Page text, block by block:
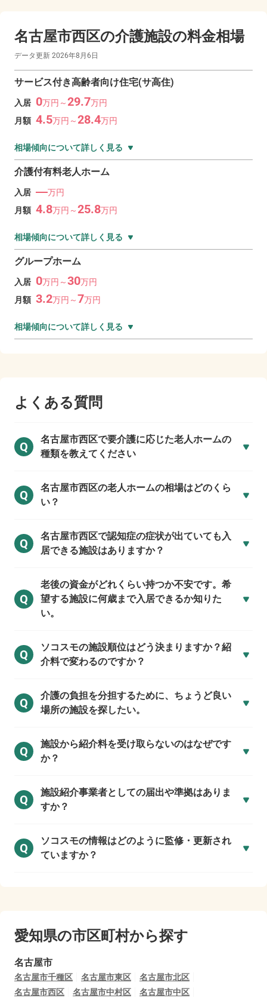
名古屋市西区の介護施設の料金相場
データ更新 2026年8月6日
サービス付き高齢者向け住宅(サ高住)
入居 0万円～29.7万円
月額 4.5万円～28.4万円
相場傾向について詳しく見る
介護付有料老人ホーム
入居 ―万円
月額 4.8万円～25.8万円
相場傾向について詳しく見る
グループホーム
入居 0万円～30万円
月額 3.2万円～7万円
相場傾向について詳しく見る
よくある質問
Q
名古屋市西区で要介護に応じた老人ホームの
種類を教えてください
Q
名古屋市西区の老人ホームの相場はどのくら
い？
Q
名古屋市西区で認知症の症状が出ていても入
居できる施設はありますか？
Q
老後の資金がどれくらい持つか不安です。希
望する施設に何歳まで入居できるか知りた
い。
Q
ソコスモの施設順位はどう決まりますか？紹
介料で変わるのですか？
Q
介護の負担を分担するために、ちょうど良い
場所の施設を探したい。
Q
施設から紹介料を受け取らないのはなぜです
か？
Q
施設紹介事業者としての届出や準拠はありま
すか？
Q
ソコスモの情報はどのように監修・更新され
ていますか？
愛知県の市区町村から探す
名古屋市
名古屋市千種区 名古屋市東区
名古屋市北区
名古屋市西区
名古屋市中村区
名古屋市中区